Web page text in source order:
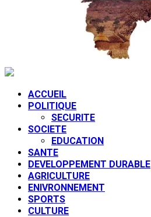
ACCUEIL
POLITIQUE
SECURITE
SOCIETE
EDUCATION
SANTE
DEVELOPPEMENT DURABLE
AGRICULTURE
ENIVRONNEMENT
SPORTS
CULTURE